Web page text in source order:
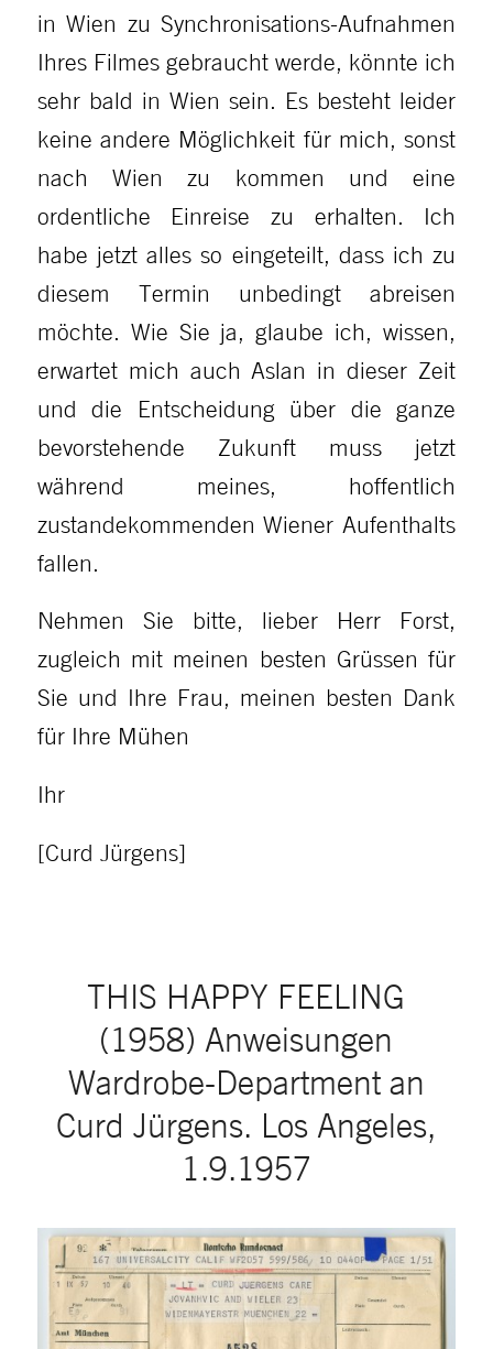
in Wien zu Synchronisations-Aufnahmen
Ihres Filmes gebraucht werde, könnte ich
sehr bald in Wien sein. Es besteht leider
keine andere Möglichkeit für mich, sonst
nach Wien zu kommen und eine
ordentliche Einreise zu erhalten. Ich
habe jetzt alles so eingeteilt, dass ich zu
diesem Termin unbedingt abreisen
möchte. Wie Sie ja, glaube ich, wissen,
erwartet mich auch Aslan in dieser Zeit
und die Entscheidung über die ganze
bevorstehende Zukunft muss jetzt
während meines, hoffentlich
zustandekommenden Wiener Aufenthalts
fallen.
Nehmen Sie bitte, lieber Herr Forst,
zugleich mit meinen besten Grüssen für
Sie und Ihre Frau, meinen besten Dank
für Ihre Mühen
Ihr
[Curd Jürgens]
THIS HAPPY FEELING
(1958) Anweisungen
Wardrobe-Department an
Curd Jürgens. Los Angeles,
1.9.1957